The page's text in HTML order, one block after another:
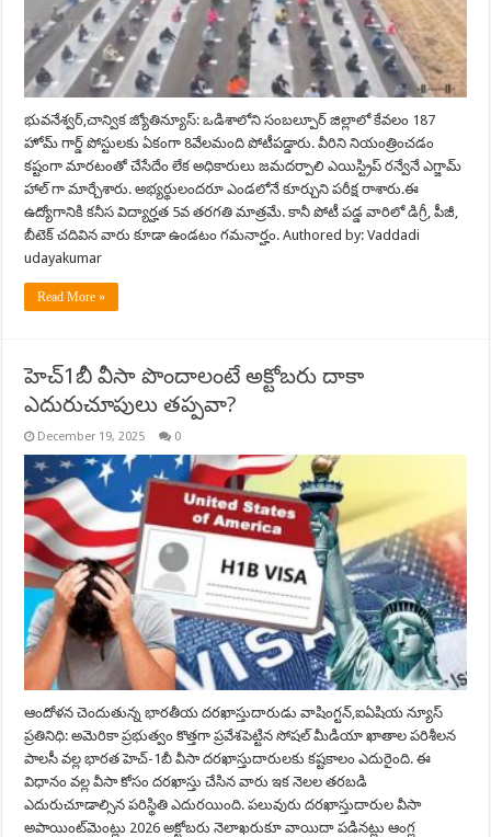
భువనేశ్వర్,చాన్విక జ్యోతిన్యూస్: ఒడిశాలోని సంబల్పూర్ జిల్లాలో కేవలం 187
హోమ్ గార్డ్ పోస్టులకు ఏకంగా 8వేలమంది పోటీపడ్డారు. వీరిని నియంత్రించడం
కష్టంగా మారటంతో చేసేదేం లేక అధికారులు జమదర్పాలి ఎయిస్ట్రిప్ రన్వేనే ఎగ్జామ్
హాల్ గా మార్చేశారు. అభ్యర్థులందరూ ఎండలోనే కూర్చుని పరీక్ష రాశారు.ఈ
ఉద్యోగానికి కనీస విద్యార్హత 5వ తరగతి మాత్రమే. కానీ పోటీ పడ్డ వారిలో డిగ్రీ, పీజీ,
బీటెక్ చదివిన వారు కూడా ఉండటం గమనార్హం. Authored by: Vaddadi
udayakumar
Read More »
హెచ్‌1బీ వీసా పొందాలంటే అక్టోబరు దాకా
ఎదురుచూపులు తప్పవా?
December 19, 2025 0
ఆందోళన చెందుతున్న భారతీయ దరఖాస్తుదారుడు వాషింగ్టన్,ఐఏషియ న్యూస్
ప్రతినిధి: అమెరికా ప్రభుత్వం కొత్తగా ప్రవేశపెట్టిన సోషల్ మీడియా ఖాతాల పరిశీలన
పాలసీ వల్ల భారత హెచ్‌-1బీ వీసా దరఖాస్తుదారులకు కష్టకాలం ఎదురైంది. ఈ
విధానం వల్ల వీసా కోసం దరఖాస్తు చేసిన వారు ఇక నెలల తరబడి
ఎదురుచూడాల్సిన పరిస్థితి ఎదురయింది. పలువురు దరఖాస్తుదారుల వీసా
అపాయింట్‌మెంట్లు 2026 అక్టోబరు నెలాఖరుకూ వాయిదా పడినట్లు ఆంగ్ల